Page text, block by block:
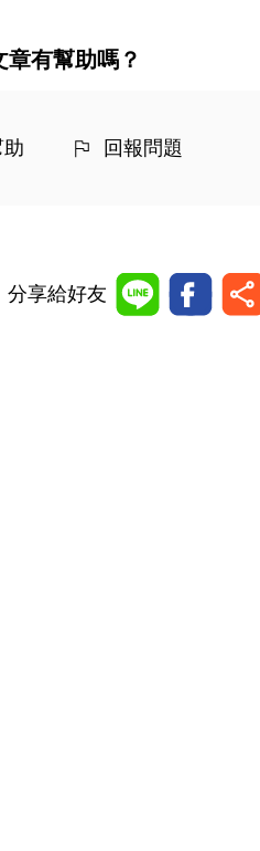
有幫助嗎？
回報問題
分享給好友